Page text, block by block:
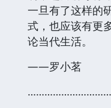
一旦有了这样的
式，也应该有更
论当代生活。
——罗小茗